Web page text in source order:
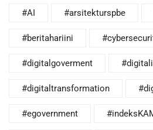
#AI #arsitekturspbe
#beritahariini
#digitalgoverment
#digitaltransformation
#egovernment